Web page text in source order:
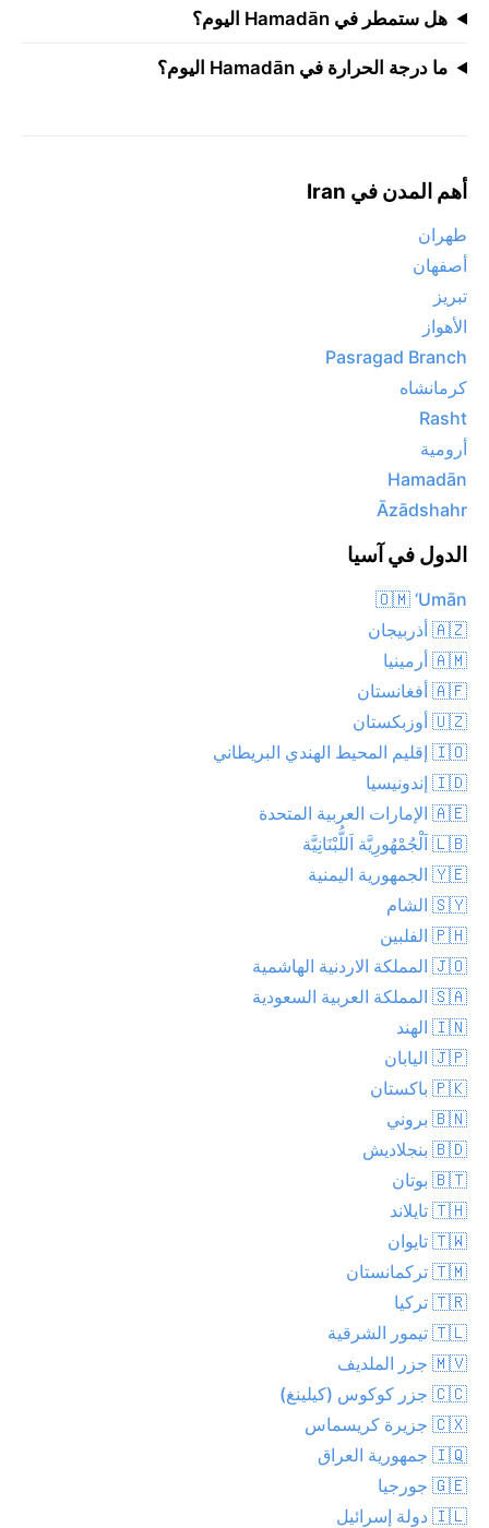
هل ستمطر في Hamadān اليوم؟
ما درجة الحرارة في Hamadān اليوم؟
أهم المدن في Iran
طهران
أصفهان
تبريز
الأهواز
Pasragad Branch
كرمانشاه
Rasht
أرومية
Hamadān
Āzādshahr
الدول في آسيا
🇴🇲 ‘Umān
🇦🇿 أذربيجان
🇦🇲 أرمينيا
🇦🇫 أفغانستان
🇺🇿 أوزبكستان
🇮🇴 إقليم المحيط الهندي البريطاني
🇮🇩 إندونيسيا
🇦🇪 الإمارات العربية المتحدة
🇱🇧 اَلْجُمْهُورِيَّة اَللُّبْنَانِيَّة
🇾🇪 الجمهورية اليمنية
🇸🇾 الشام
🇵🇭 الفلبين
🇯🇴 المملكة الاردنية الهاشمية
🇸🇦 المملكة العربية السعودية
🇮🇳 الهند
🇯🇵 اليابان
🇵🇰 باكستان
🇧🇳 بروني
🇧🇩 بنجلاديش
🇧🇹 بوتان
🇹🇭 تايلاند
🇹🇼 تايوان
🇹🇲 تركمانستان
🇹🇷 تركيا
🇹🇱 تيمور الشرقية
🇲🇻 جزر الملديف
🇨🇨 جزر كوكوس (كيلينغ)
🇨🇽 جزيرة كريسماس
🇮🇶 جمهورية العراق
🇬🇪 جورجيا
🇮🇱 دولة إسرائيل